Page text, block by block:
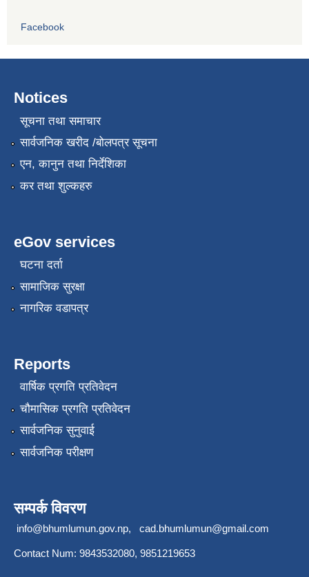
Facebook
Notices
सूचना तथा समाचार
सार्वजनिक खरीद /बोलपत्र सूचना
एन, कानुन तथा निर्देशिका
कर तथा शुल्कहरु
eGov services
घटना दर्ता
सामाजिक सुरक्षा
नागरिक वडापत्र
Reports
वार्षिक प्रगति प्रतिवेदन
चौमासिक प्रगति प्रतिवेदन
सार्वजनिक सुनुवाई
सार्वजनिक परीक्षण
सम्पर्क विवरण
info@bhumlumun.gov.np, cad.bhumlumun@gmail.com
Contact Num: 9843532080, 9851219653